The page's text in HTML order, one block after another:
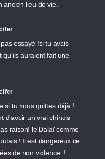
ancien lieu de vie.
essayé !si tu avais
qu'ils auraient fait une
si tu nous quittes déjà !
d'avoir un vrai chinois
raison! le Dalaï comme
! Il est dangereux ce
de non violence .!